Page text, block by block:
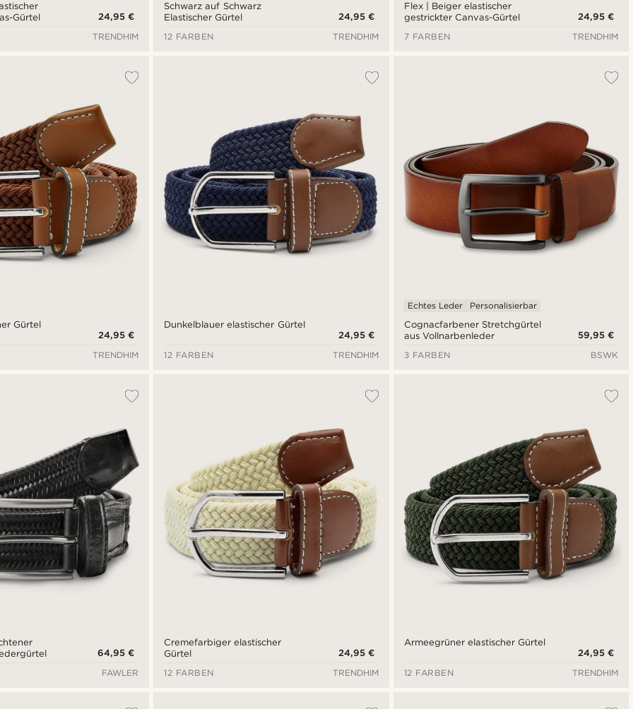
Gürtel
24,95 €
TRENDHIM
Schwarz auf Schwarz
Elastischer Gürtel
24,95 €
12 FARBEN
TRENDHIM
Flex | Beiger elastischer
gestrickter Canvas-Gürtel
24,95 €
7 FARBEN
TRENDHIM
Gürtel
24,95 €
TRENDHIM
Dunkelblauer elastischer Gürtel
24,95 €
12 FARBEN
TRENDHIM
Cognacfarbener Stretchgürtel
aus Vollnarbenleder
Echtes Leder Personalisierbar
59,95 €
3 FARBEN
BSWK
64,95 €
FAWLER
Cremefarbiger elastischer
Gürtel
24,95 €
12 FARBEN
TRENDHIM
Armeegrüner elastischer Gürtel
24,95 €
12 FARBEN
TRENDHIM